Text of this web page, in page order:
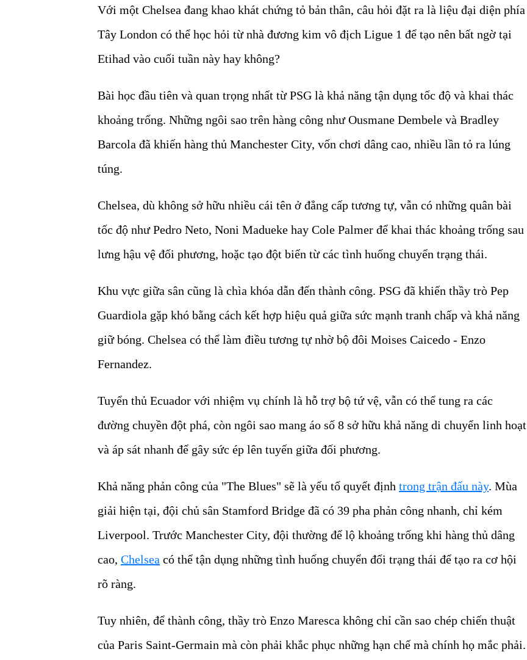
Với một Chelsea đang khao khát chứng tỏ bản thân, câu hỏi đặt ra là liệu đại diện phía
Tây London có thể học hỏi từ nhà đương kim vô địch Ligue 1 để tạo nên bất ngờ tại
Etihad vào cuối tuần này hay không?
Bài học đầu tiên và quan trọng nhất từ PSG là khả năng tận dụng tốc độ và khai thác
khoảng trống. Những ngôi sao trên hàng công như Ousmane Dembele và Bradley
Barcola đã khiến hàng thủ Manchester City, vốn chơi dâng cao, nhiều lần tỏ ra lúng
túng.
Chelsea, dù không sở hữu nhiều cái tên ở đẳng cấp tương tự, vẫn có những quân bài
tốc độ như Pedro Neto, Noni Madueke hay Cole Palmer để khai thác khoảng trống sau
lưng hậu vệ đối phương, hoặc tạo đột biến từ các tình huống chuyển trạng thái.
Khu vực giữa sân cũng là chìa khóa dẫn đến thành công. PSG đã khiến thầy trò Pep
Guardiola gặp khó bằng cách kết hợp hiệu quả giữa sức mạnh tranh chấp và khả năng
giữ bóng. Chelsea có thể làm điều tương tự nhờ bộ đôi Moises Caicedo - Enzo
Fernandez.
Tuyển thủ Ecuador với nhiệm vụ chính là hỗ trợ bộ tứ vệ, vẫn có thể tung ra các
đường chuyền đột phá, còn ngôi sao mang áo số 8 sở hữu khả năng di chuyển linh hoạt
và áp sát nhanh để gây sức ép lên tuyến giữa đối phương.
Khả năng phản công của "The Blues" sẽ là yếu tố quyết định trong trận đấu này. Mùa
giải hiện tại, đội chủ sân Stamford Bridge đã có 39 pha phản công nhanh, chỉ kém
Liverpool. Trước Manchester City, đội thường để lộ khoảng trống khi hàng thủ dâng
cao, Chelsea có thể tận dụng những tình huống chuyển đổi trạng thái để tạo ra cơ hội
rõ ràng.
Tuy nhiên, để thành công, thầy trò Enzo Maresca không chỉ cần sao chép chiến thuật
của Paris Saint-Germain mà còn phải khắc phục những hạn chế mà chính họ mắc phải.